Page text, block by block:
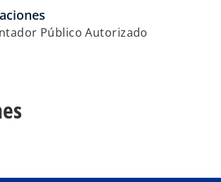
Público Autorizado